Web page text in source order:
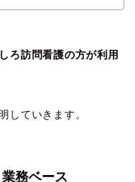
ろ訪問看護の方が利用
していきます。
務ベース